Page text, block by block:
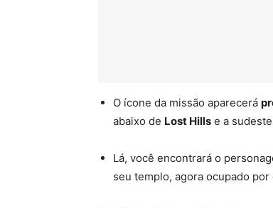
O ícone da missão aparecerá
abaixo de Lost Hills e a
Lá, você encontrará o
seu templo, agora ocupado